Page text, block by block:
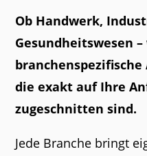
Ob Handwerk,
Gesundheitswesen
die exakt auf Ihre
zugeschnitten sind.
Jede Branche bringt